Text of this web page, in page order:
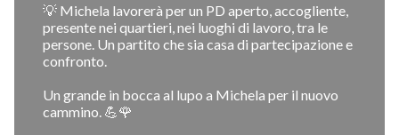
💡 Michela lavorerà per un PD aperto, accogliente,
presente nei quartieri, nei luoghi di lavoro, tra le
persone. Un partito che sia casa di partecipazione e
confronto.
Un grande in bocca al lupo a Michela per il nuovo
cammino. 💪🌹